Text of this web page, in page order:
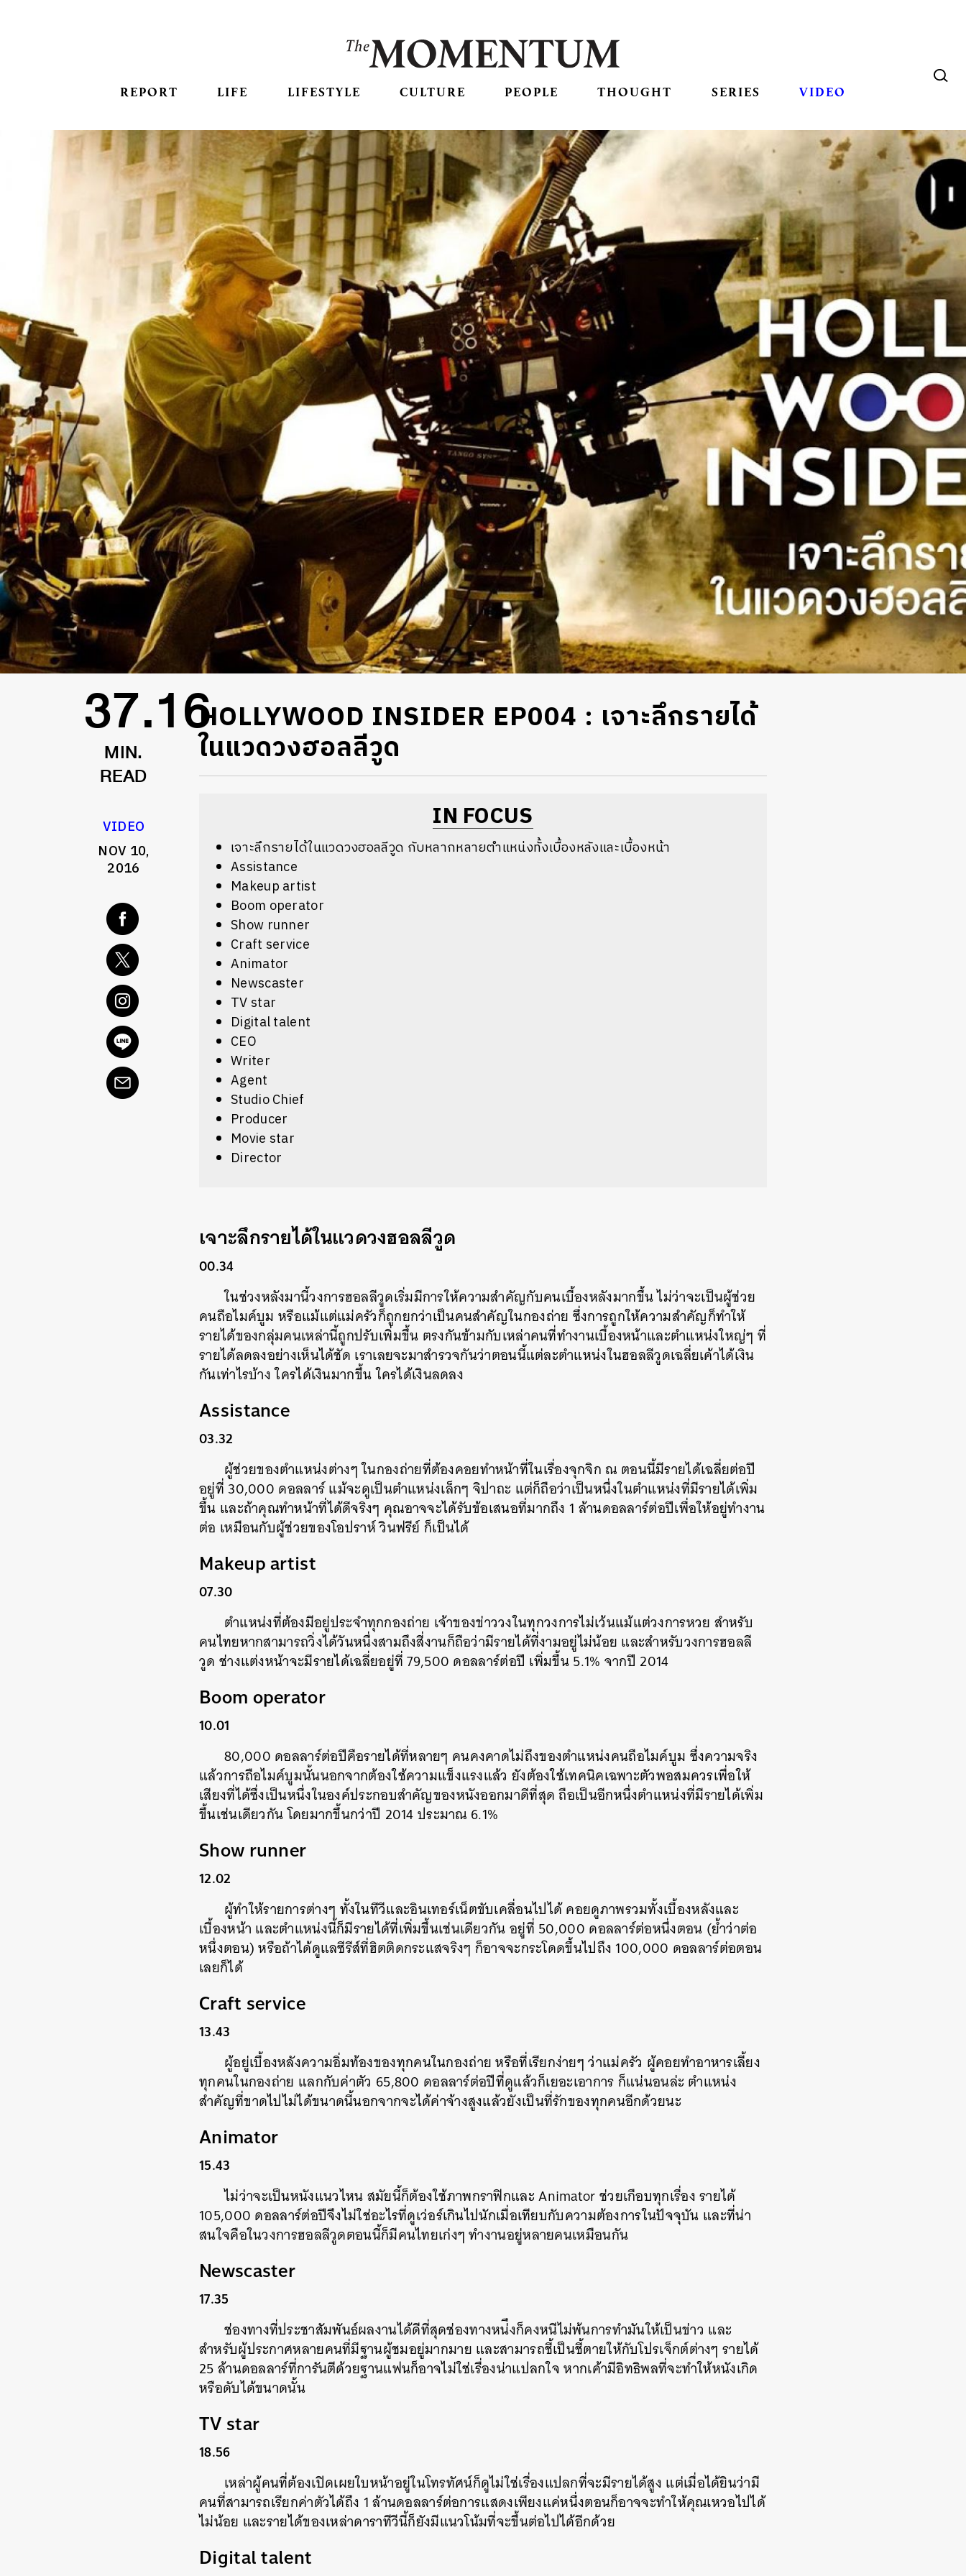
REPORT LIFE LIFESTYLE CULTURE PEOPLE THOUGHT SERIES VIDEO
37.16
MIN.
READ
VIDEO
NOV 10,
2016
HOLLYWOOD INSIDER EP004 : เจาะลึกรายได้
ในแวดวงฮอลลีวูด
IN FOCUS
เจาะลึกรายได้ในแวดวงฮอลลีวูด กับหลากหลายตำแหน่งทั้งเบื้องหลังและเบื้องหน้า
Assistance
Makeup artist
Boom operator
Show runner
Craft service
Animator
Newscaster
TV star
Digital talent
CEO
Writer
Agent
Studio Chief
Producer
Movie star
Director
เจาะลึกรายได้ในแวดวงฮอลลีวูด
00.34
ในช่วงหลังมานี้วงการฮอลลีวูดเริ่มมีการให้ความสำคัญกับคนเบื้องหลังมากขึ้น ไม่ว่าจะเป็นผู้ช่วย
คนถือไมค์บูม หรือแม้แต่แม่ครัวก็ถูกยกว่าเป็นคนสำคัญในกองถ่าย ซึ่งการถูกให้ความสำคัญก็ทำให้
รายได้ของกลุ่มคนเหล่านี้ถูกปรับเพิ่มขึ้น ตรงกันข้ามกับเหล่าคนที่ทำงานเบื้องหน้าและตำแหน่งใหญ่ๆ ที่
รายได้ลดลงอย่างเห็นได้ชัด เราเลยจะมาสำรวจกันว่าตอนนี้แต่ละตำแหน่งในฮอลลีวูดเฉลี่ยเค้าได้เงิน
กันเท่าไรบ้าง ใครได้เงินมากขึ้น ใครได้เงินลดลง
Assistance
03.32
ผู้ช่วยของตำแหน่งต่างๆ ในกองถ่ายที่ต้องคอยทำหน้าที่ในเรื่องจุกจิก ณ ตอนนี้มีรายได้เฉลี่ยต่อปี
อยู่ที่ 30,000 ดอลลาร์ แม้จะดูเป็นตำแหน่งเล็กๆ จิปาถะ แต่ก็ถือว่าเป็นหนึ่งในตำแหน่งที่มีรายได้เพิ่ม
ขึ้น และถ้าคุณทำหน้าที่ได้ดีจริงๆ คุณอาจจะได้รับข้อเสนอที่มากถึง 1 ล้านดอลลาร์ต่อปีเพื่อให้อยู่ทำงาน
ต่อ เหมือนกับผู้ช่วยของโอปราห์ วินฟรีย์ ก็เป็นได้
Makeup artist
07.30
ตำแหน่งที่ต้องมีอยู่ประจำทุกกองถ่าย เจ้าของข่าววงในทุกวงการไม่เว้นแม้แต่วงการหวย สำหรับ
คนไทยหากสามารถวิ่งได้วันหนึ่งสามถึงสี่งานก็ถือว่ามีรายได้ที่งามอยู่ไม่น้อย และสำหรับวงการฮอลลี
วูด ช่างแต่งหน้าจะมีรายได้เฉลี่ยอยู่ที่ 79,500 ดอลลาร์ต่อปี เพิ่มขึ้น 5.1% จากปี 2014
Boom operator
10.01
80,000 ดอลลาร์ต่อปีคือรายได้ที่หลายๆ คนคงคาดไม่ถึงของตำแหน่งคนถือไมค์บูม ซึ่งความจริง
แล้วการถือไมค์บูมนั้นนอกจากต้องใช้ความแข็งแรงแล้ว ยังต้องใช้เทคนิคเฉพาะตัวพอสมควรเพื่อให้
เสียงที่ได้ซึ่งเป็นหนึ่งในองค์ประกอบสำคัญของหนังออกมาดีที่สุด ถือเป็นอีกหนึ่งตำแหน่งที่มีรายได้เพิ่ม
ขึ้นเช่นเดียวกัน โดยมากขึ้นกว่าปี 2014 ประมาณ 6.1%
Show runner
12.02
ผู้ทำให้รายการต่างๆ ทั้งในทีวีและอินเทอร์เน็ตขับเคลื่อนไปได้ คอยดูภาพรวมทั้งเบื้องหลังและ
เบื้องหน้า และตำแหน่งนี้ก็มีรายได้ที่เพิ่มขึ้นเช่นเดียวกัน อยู่ที่ 50,000 ดอลลาร์ต่อหนึ่งตอน (ย้ำว่าต่อ
หนึ่งตอน) หรือถ้าได้ดูแลซีรีส์ที่ฮิตติดกระแสจริงๆ ก็อาจจะกระโดดขึ้นไปถึง 100,000 ดอลลาร์ต่อตอน
เลยก็ได้
Craft service
13.43
ผู้อยู่เบื้องหลังความอิ่มท้องของทุกคนในกองถ่าย หรือที่เรียกง่ายๆ ว่าแม่ครัว ผู้คอยทำอาหารเลี้ยง
ทุกคนในกองถ่าย แลกกับค่าตัว 65,800 ดอลลาร์ต่อปีที่ดูแล้วก็เยอะเอาการ ก็แน่นอนล่ะ ตำแหน่ง
สำคัญที่ขาดไปไม่ได้ขนาดนี้นอกจากจะได้ค่าจ้างสูงแล้วยังเป็นที่รักของทุกคนอีกด้วยนะ
Animator
15.43
ไม่ว่าจะเป็นหนังแนวไหน สมัยนี้ก็ต้องใช้ภาพกราฟิกและ Animator ช่วยเกือบทุกเรื่อง รายได้
105,000 ดอลลาร์ต่อปีจึงไม่ใช่อะไรที่ดูเว่อร์เกินไปนักเมื่อเทียบกับความต้องการในปัจจุบัน และที่น่า
สนใจคือในวงการฮอลลีวูดตอนนี้ก็มีคนไทยเก่งๆ ทำงานอยู่หลายคนเหมือนกัน
Newscaster
17.35
ช่องทางที่ประชาสัมพันธ์ผลงานได้ดีที่สุดช่องทางหน่ึงก็คงหนีไม่พ้นการทำมันให้เป็นข่าว และ
สำหรับผู้ประกาศหลายคนที่มีฐานผู้ชมอยู่มากมาย และสามารถชี้เป็นชี้ตายให้กับโปรเจ็กต์ต่างๆ รายได้
25 ล้านดอลลาร์ที่การันตีด้วยฐานแฟนก็อาจไม่ใช่เรื่องน่าแปลกใจ หากเค้ามีอิทธิพลที่จะทำให้หนังเกิด
หรือดับได้ขนาดนั้น
TV star
18.56
เหล่าผู้คนที่ต้องเปิดเผยใบหน้าอยู่ในโทรทัศน์ก็ดูไม่ใช่เรื่องแปลกที่จะมีรายได้สูง แต่เมื่อได้ยินว่ามี
คนที่สามารถเรียกค่าตัวได้ถึง 1 ล้านดอลลาร์ต่อการแสดงเพียงแค่หนึ่งตอนก็อาจจะทำให้คุณเหวอไปได้
ไม่น้อย และรายได้ของเหล่าดาราทีวีนี้ก็ยังมีแนวโน้มที่จะขึ้นต่อไปได้อีกด้วย
Digital talent
SHARE TWEET LINE EMAIL